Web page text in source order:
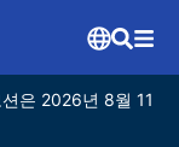
은 2026년 8월 11